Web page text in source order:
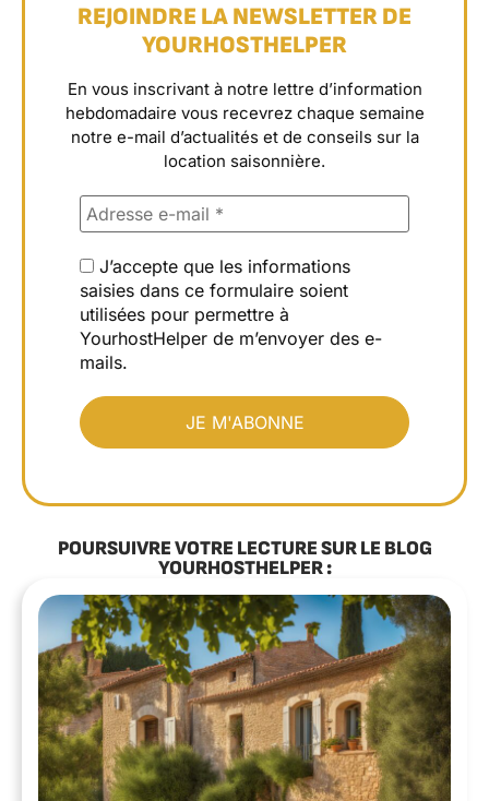
REJOINDRE LA NEWSLETTER DE
YOURHOSTHELPER
En vous inscrivant à notre lettre d’information
hebdomadaire vous recevrez chaque semaine
notre e-mail d’actualités et de conseils sur la
location saisonnière.
J’accepte que les informations
saisies dans ce formulaire soient
utilisées pour permettre à
YourhostHelper de m’envoyer des e-
mails.
POURSUIVRE VOTRE LECTURE SUR LE BLOG
YOURHOSTHELPER :